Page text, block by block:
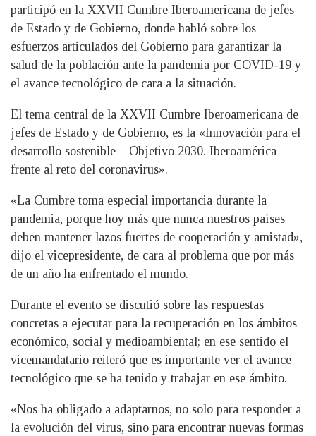
participó en la XXVII Cumbre Iberoamericana de jefes
de Estado y de Gobierno, donde habló sobre los
esfuerzos articulados del Gobierno para garantizar la
salud de la población ante la pandemia por COVID-19 y
el avance tecnológico de cara a la situación.
El tema central de la XXVII Cumbre Iberoamericana de
jefes de Estado y de Gobierno, es la «Innovación para el
desarrollo sostenible – Objetivo 2030. Iberoamérica
frente al reto del coronavirus».
«La Cumbre toma especial importancia durante la
pandemia, porque hoy más que nunca nuestros países
deben mantener lazos fuertes de cooperación y amistad»,
dijo el vicepresidente, de cara al problema que por más
de un año ha enfrentado el mundo.
Durante el evento se discutió sobre las respuestas
concretas a ejecutar para la recuperación en los ámbitos
económico, social y medioambiental; en ese sentido el
vicemandatario reiteró que es importante ver el avance
tecnológico que se ha tenido y trabajar en ese ámbito.
«Nos ha obligado a adaptarnos, no solo para responder a
la evolución del virus, sino para encontrar nuevas formas